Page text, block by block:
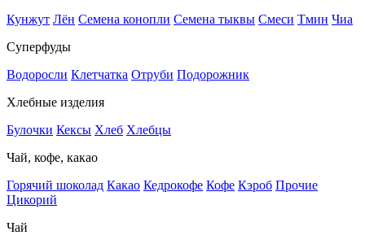
Кунжут Лён Семена конопли Семена тыквы Смеси Тмин Чиа
Суперфуды
Водоросли Клетчатка Отруби Подорожник
Хлебные изделия
Булочки Кексы Хлеб Хлебцы
Чай, кофе, какао
Горячий шоколад Какао Кедрокофе Кофе Кэроб Прочие
Цикорий
Чай